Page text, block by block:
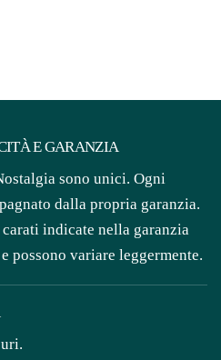
E GARANZIA
sono unici. Ogni
dalla propria garanzia.
indicate nella garanzia
possono variare leggermente.